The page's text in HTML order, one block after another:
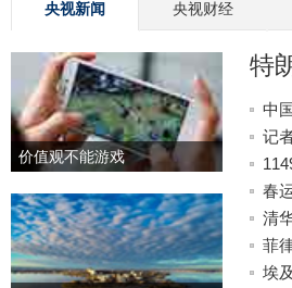
央视新闻 央视财经
价值观不能游戏
特
中
记
春
清
菲
埃